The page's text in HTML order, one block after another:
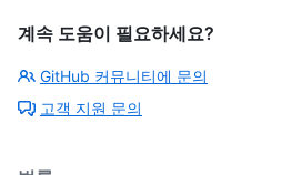
계속 도움이 필요하세요?
GitHub 커뮤니티에 문의
고객 지원 문의